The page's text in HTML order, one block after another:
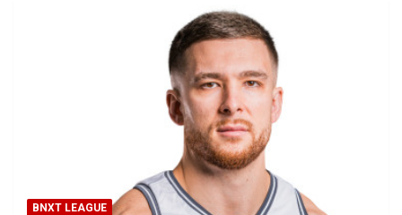
BNXT LEAGUE